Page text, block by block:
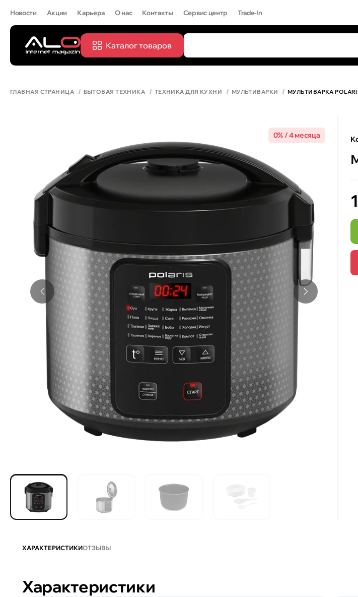
Новости Акции Карьера О нас Контакты Сервис центр Trade-In
Каталог товаров
ГЛАВНАЯ СТРАНИЦА БЫТОВАЯ ТЕХНИКА ТЕХНИКА ДЛЯ КУХНИ МУЛЬТИВАРКИ МУЛЬТИВАРКА
0% / 4 месяца
ХАРАКТЕРИСТИКИОТЗЫВЫ
Характеристики